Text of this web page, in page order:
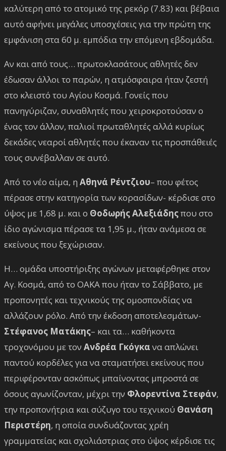
καλύτερη από το ατομικό της ρεκόρ (7.83) και βέβαια
αυτό αφήνει μεγάλες υποσχέσεις για την πρώτη της
εμφάνιση στα 60 μ. εμπόδια την επόμενη εβδομάδα.
Αν και από τους… πρωτοκλασάτους αθλητές δεν
έδωσαν άλλοι το παρών, η ατμόσφαιρα ήταν ζεστή
στο κλειστό του Αγίου Κοσμά. Γονείς που
πανηγύριζαν, συναθλητές που χειροκροτούσαν ο
ένας τον άλλον, παλιοί πρωταθλητές αλλά κυρίως
δεκάδες νεαροί αθλητές που έκαναν τις προσπάθειές
τους συνέβαλλαν σε αυτό.
Από το νέο αίμα, η Αθηνά Ρέντζιου– που φέτος
πέρασε στην κατηγορία των κορασίδων- κέρδισε στο
ύψος με 1,68 μ. και ο Θοδωρής Αλεξιάδηςπου στο
ίδιο αγώνισμα πέρασε τα 1,95 μ., ήταν ανάμεσα σε
εκείνους που ξεχώρισαν.
Η… ομάδα υποστήριξης αγώνων μεταφέρθηκε στον
Αγ. Κοσμά, από το ΟΑΚΑ που ήταν το Σάββατο, με
προπονητές και τεχνικούς της ομοσπονδίας να
αλλάζουν ρόλο. Από την έκδοση αποτελεσμάτων-
Στέφανος Ματάκης– και τα… καθήκοντα
τροχονόμου με τον Ανδρέα Γκόγκανα απλώνει
παντού κορδέλες για να σταματήσει εκείνους που
περιφέρονταν ασκόπως μπαίνοντας μπροστά σε
όσους αγωνίζονταν, μέχρι την Φλορεντίνα Στεφάν,
την προπονήτρια και σύζυγο του τεχνικού Θανάση
Περιστέρη, η οποία συνδυάζοντας χρέη
γραμματείας και σχολιάστριας στο ύψος κέρδισε τις